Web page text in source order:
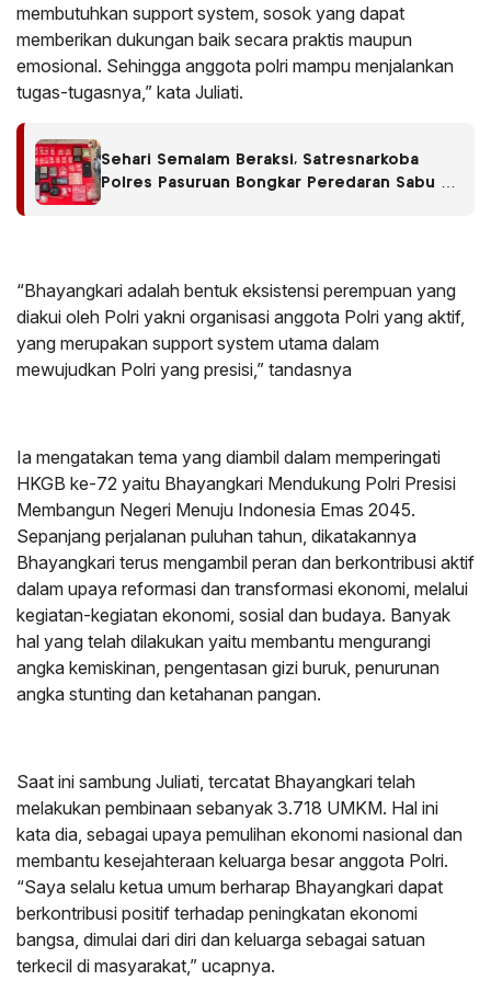
membutuhkan support system, sosok yang dapat
memberikan dukungan baik secara praktis maupun
emosional. Sehingga anggota polri mampu menjalankan
tugas-tugasnya,” kata Juliati.
Sehari Semalam Beraksi, Satresnarkoba
Polres Pasuruan Bongkar Peredaran Sabu di
“Bhayangkari adalah bentuk eksistensi perempuan yang
diakui oleh Polri yakni organisasi anggota Polri yang aktif,
yang merupakan support system utama dalam
mewujudkan Polri yang presisi,” tandasnya
Ia mengatakan tema yang diambil dalam memperingati
HKGB ke-72 yaitu Bhayangkari Mendukung Polri Presisi
Membangun Negeri Menuju Indonesia Emas 2045.
Sepanjang perjalanan puluhan tahun, dikatakannya
Bhayangkari terus mengambil peran dan berkontribusi aktif
dalam upaya reformasi dan transformasi ekonomi, melalui
kegiatan-kegiatan ekonomi, sosial dan budaya. Banyak
hal yang telah dilakukan yaitu membantu mengurangi
angka kemiskinan, pengentasan gizi buruk, penurunan
angka stunting dan ketahanan pangan.
Saat ini sambung Juliati, tercatat Bhayangkari telah
melakukan pembinaan sebanyak 3.718 UMKM. Hal ini
kata dia, sebagai upaya pemulihan ekonomi nasional dan
membantu kesejahteraan keluarga besar anggota Polri.
“Saya selalu ketua umum berharap Bhayangkari dapat
berkontribusi positif terhadap peningkatan ekonomi
bangsa, dimulai dari diri dan keluarga sebagai satuan
terkecil di masyarakat,” ucapnya.